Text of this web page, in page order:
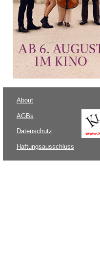
About
AGBs
Datenschutz
Haftungsausschluss